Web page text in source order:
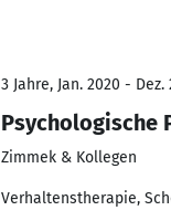
3 Jahre, Jan. 2020 - Dez.
Psychologische
Zimmek & Kollegen
Verhaltenstherapie,